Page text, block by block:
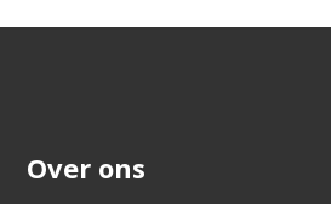
Over ons